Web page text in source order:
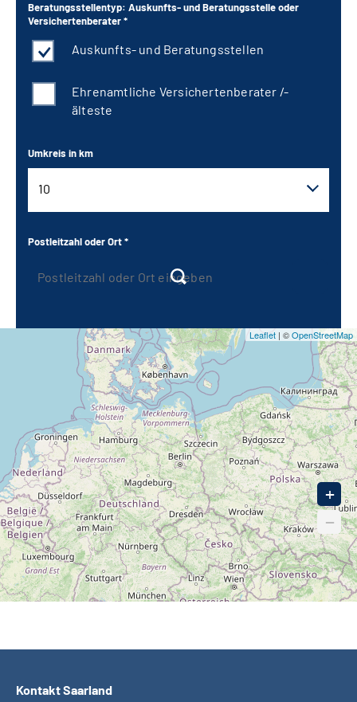
Beratungsstellentyp: Auskunfts- und Beratungsstelle oder
Versichertenberater *
Auskunfts- und Beratungsstellen
Ehrenamtliche Versichertenberater /-
älteste
Umkreis in km
10
Postleitzahl oder Ort *
+
−
Leaflet | ©OpenStreetMap
Kontakt Saarland